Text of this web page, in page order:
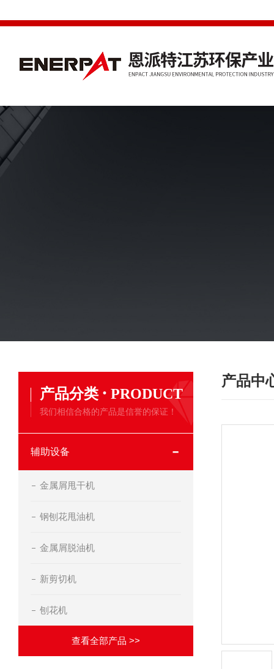
产品分类 · PRODUCT
我们相信合格的产品是信誉的保证！
辅助设备
金属屑甩干机
钢刨花甩油机
金属屑脱油机
新剪切机
刨花机
查看全部产品 >>
产品中